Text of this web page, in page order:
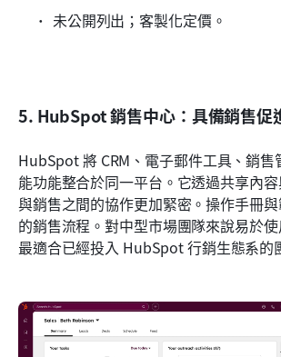
未公開列出；客製化定價。
5. HubSpot 銷售中心：具備銷售促
HubSpot 將 CRM、電子郵件工具、銷售
能功能整合於同一平台。它透過共享內
與銷售之間的協作更加緊密。操作手冊
的銷售流程。對中型市場團隊來說易於
最適合已經投入 HubSpot 行銷生態系的